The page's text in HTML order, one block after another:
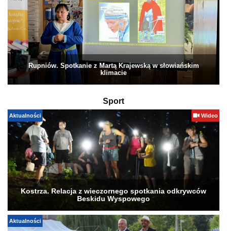
Rupniów. Spotkanie z Martą Krajewską w słowiańskim
klimacie
Sport
Aktualności Wideo
Kostrza. Relacja z wieczornego spotkania odkrywców
Beskidu Wyspowego
Aktualności